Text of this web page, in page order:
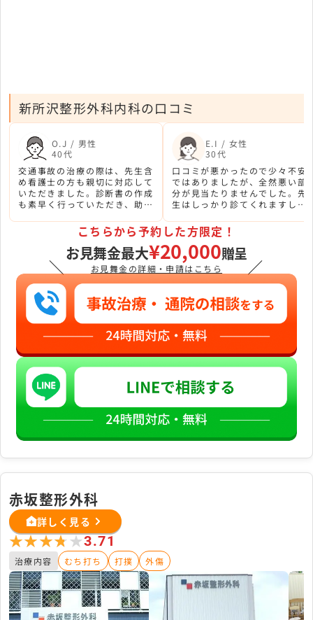
新所沢整形外科内科の口コミ
O.J / 男性
40代
交通事故の治療の際は、先生含
め看護士の方も親切に対応して
いただきました。診断書の作成
も素早く行っていただき、助か
E.I / 女性
30代
口コミが悪かったので少々不安
ではありましたが、全然悪い部
分が見当たりませんでした。先
生はしっかり診てくれますし、
れます。
＼
こちらから予約した方限定！
お見舞金最大¥20,000贈呈
お見舞金の詳細・申請はこちら ／
赤坂整形外科
詳しく見る
★★★★★
★★★★★3.71
治療内容 むち打ち 打撲 外傷